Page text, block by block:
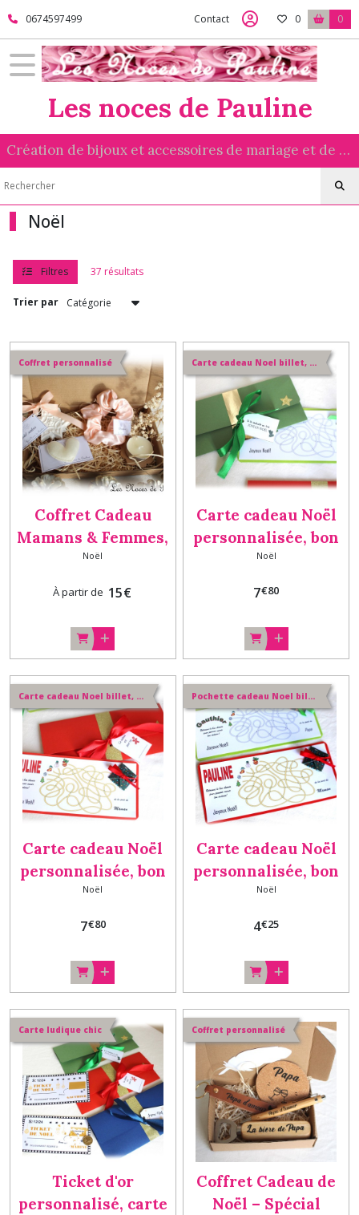
0674597499 Contact 0 0
Les noces de Pauline
Création de bijoux et accessoires de mariage et de cérémonie réalisés avec amour
Noël
Filtres 37 résultats
Trier par
Coffret personnalisé
Coffret Cadeau
Mamans & Femmes,
box cadeau Noël,
Noël
À partir de 15€
Carte cadeau Noel billet, chèque fait main pour enfant
Carte cadeau Noël
personnalisée, bon
cadeau surprise,
Cadeau Noël
Noël et son
enveloppe VERTE
Noël
7€80
Carte cadeau Noel billet, chèque fait main pour enfant
Carte cadeau Noël
personnalisée, bon
cadeau surprise,
Noël et son
enveloppe ROUGE
Noël
7€80
Pochette cadeau Noel billet, chèque fait main
Carte cadeau Noël
personnalisée, bon
cadeau surprise,
Noël
Noël
4€25
Carte ludique chic
Ticket d'or
personnalisé, carte
Coffret personnalisé
Coffret Cadeau de
Noël – Spécial
Fermer
FILTRES
Noël
Afficher